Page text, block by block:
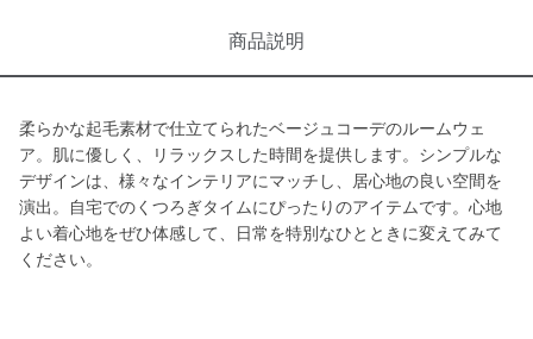
商品説明
柔らかな起毛素材で仕立てられたベージュコーデのルームウェ
ア。肌に優しく、リラックスした時間を提供します。シンプルな
デザインは、様々なインテリアにマッチし、居心地の良い空間を
演出。自宅でのくつろぎタイムにぴったりのアイテムです。心地
よい着心地をぜひ体感して、日常を特別なひとときに変えてみて
ください。